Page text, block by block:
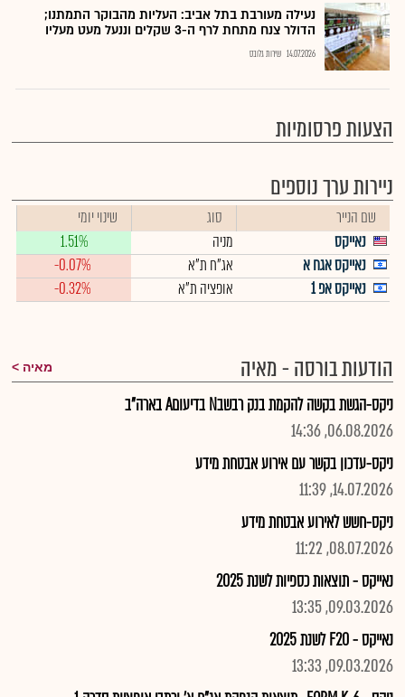
נעילה מעורבת בתל אביב: העליות מהבוקר התמתנו;
הדולר צנח מתחת לרף ה-3 שקלים וננעל מעט מעליו
14.07.2026 שירות גלובס
הצעות פרסומיות
ניירות ערך נוספים
שם הנייר סוג
שינוי יומי
נאייקס
מניה
1.51%
נאייקס אגח א
אג"ח ת"א
-0.07%
נאייקס אפ 1
אופציה ת"א -0.32%
הודעות בורסה - מאיה מאיה
ניקס-הגשת בקשה להקמת בנק רבשבN בדיעוםA בארה"ב
06.08.2026, 14:36
ניקס-עדכון בקשר עם אירוע אבטחת מידע
14.07.2026, 11:39
ניקס-חשש לאירוע אבטחת מידע
08.07.2026, 11:22
נאייקס - תוצאות כספיות לשנת 2025
09.03.2026, 13:35
נאייקס - F20 לשנת 2025
09.03.2026, 13:33